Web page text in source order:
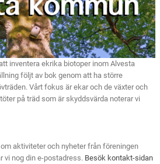
inventera ekrika biotoper inom Alvesta
följt av bok genom att ha större
Vårt fokus är ekar och de växter och
på träd som är skyddsvärda noterar vi
aktiviteter och nyheter från föreningen
vi nog din e-postadress. Besök kontakt-sidan